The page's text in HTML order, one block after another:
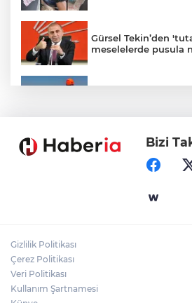
Gürsel Tekin’den
meselelerde pusula
Samsun’da Alaçam'a
Yapay zekada
Bizi
Gizlilik Politikası
Çerez Politikası
Veri Politikası
Kullanım Şartnamesi